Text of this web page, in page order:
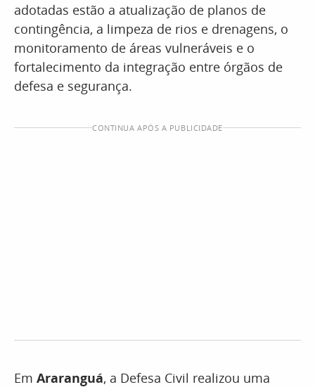
adotadas estão a atualização de planos de
contingência, a limpeza de rios e drenagens, o
monitoramento de áreas vulneráveis e o
fortalecimento da integração entre órgãos de
defesa e segurança.
CONTINUA APÓS A PUBLICIDADE
Em Araranguá, a Defesa Civil realizou uma